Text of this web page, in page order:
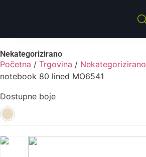
Nekategorizirano
Početna / Trgovina / Nekategorizirano
notebook 80 lined MO6541
Dostupne boje